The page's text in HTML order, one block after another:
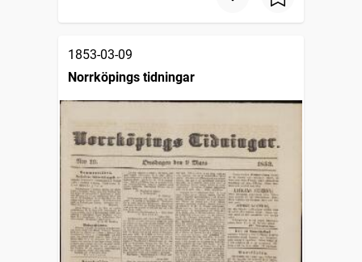
1853-03-09
Norrköpings tidningar